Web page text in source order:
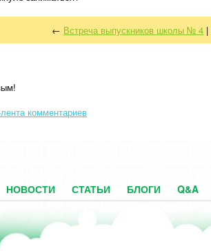
← Встреча выпускников школы № 4 |
комментариев
НОВОСТИ СТАТЬИ БЛОГИ Q&A